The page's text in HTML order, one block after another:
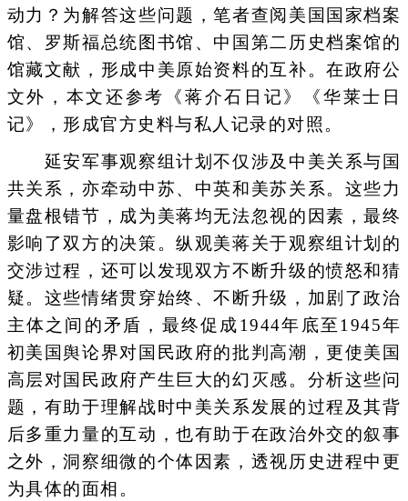
动力？为解答这些问题，笔者查阅美国国家档案
馆、罗斯福总统图书馆、中国第二历史档案馆的
馆藏文献，形成中美原始资料的互补。在政府公
文外，本文还参考《蒋介石日记》《华莱士日
记》，形成官方史料与私人记录的对照。
延安军事观察组计划不仅涉及中美关系与国
共关系，亦牵动中苏、中英和美苏关系。这些力
量盘根错节，成为美蒋均无法忽视的因素，最终
影响了双方的决策。纵观美蒋关于观察组计划的
交涉过程，还可以发现双方不断升级的愤怒和猜
疑。这些情绪贯穿始终、不断升级，加剧了政治
主体之间的矛盾，最终促成1944年底至1945年
初美国舆论界对国民政府的批判高潮，更使美国
高层对国民政府产生巨大的幻灭感。分析这些问
题，有助于理解战时中美关系发展的过程及其背
后多重力量的互动，也有助于在政治外交的叙事
之外，洞察细微的个体因素，透视历史进程中更
为具体的面相。